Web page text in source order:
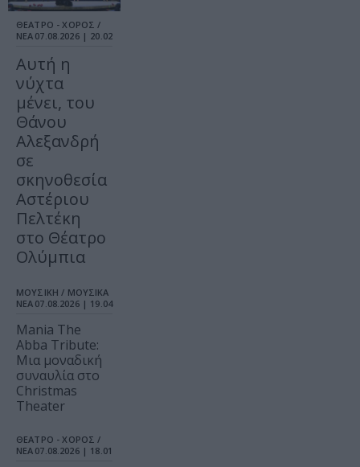
ΘΕΑΤΡΟ - ΧΟΡΟΣ /
ΝΕΑ 07.08.2026 | 20.02
Αυτή η
νύχτα
μένει, του
Θάνου
Αλεξανδρή
σε
σκηνοθεσία
Αστέριου
Πελτέκη
στο Θέατρο
Ολύμπια
ΜΟΥΣΙΚΗ / ΜΟΥΣΙΚΑ
ΝΕΑ 07.08.2026 | 19.04
Mania The
Abba Tribute:
Μια μοναδική
συναυλία στο
Christmas
Theater
ΘΕΑΤΡΟ - ΧΟΡΟΣ /
ΝΕΑ 07.08.2026 | 18.01